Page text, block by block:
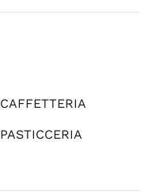
CAFFETTERIA
PASTICCERIA